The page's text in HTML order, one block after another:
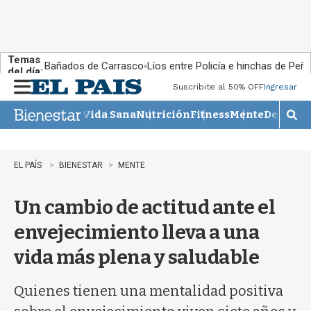
Temas
del día:Bañados de Carrasco Líos entre Policía e hinchas de
n
u
Suscribite al 50% OFFIngresar
Vida SanaNutriciónFitnessMente
M
o
EL PAÍS BIENESTAR MENTE
Un cambio de actitud ante el
envejecimiento lleva a una
vida más plena y saludable
Quienes tienen una mentalidad positiva